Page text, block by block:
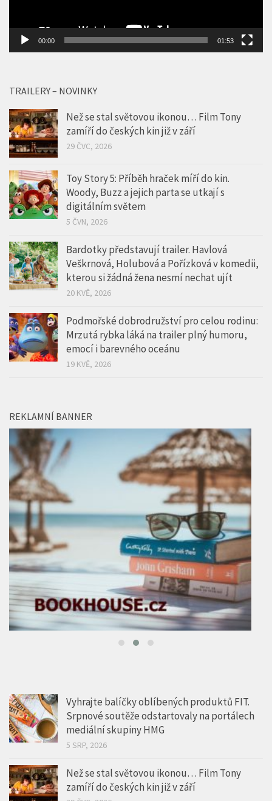
00:00 01:53
TRAILERY – NOVINKY
Než se stal světovou ikonou… Film Tony
zamíří do českých kin již v září
29 ČVC, 2026
Toy Story 5: Příběh hraček míří do kin.
Woody, Buzz a jejich parta se utkají s
digitálním světem
5 ČVN, 2026
Bardotky představují trailer. Havlová
Veškrnová, Holubová a Pořízková v komedii,
kterou si žádná žena nesmí nechat ujít
20 KVĚ, 2026
Podmořské dobrodružství pro celou rodinu:
Mrzutá rybka láká na trailer plný humoru,
emocí i barevného oceánu
19 KVĚ, 2026
REKLAMNÍ BANNER
Srpnové soutěže odstartovaly na portálech
mediální skupiny HMG
5 SRP, 2026